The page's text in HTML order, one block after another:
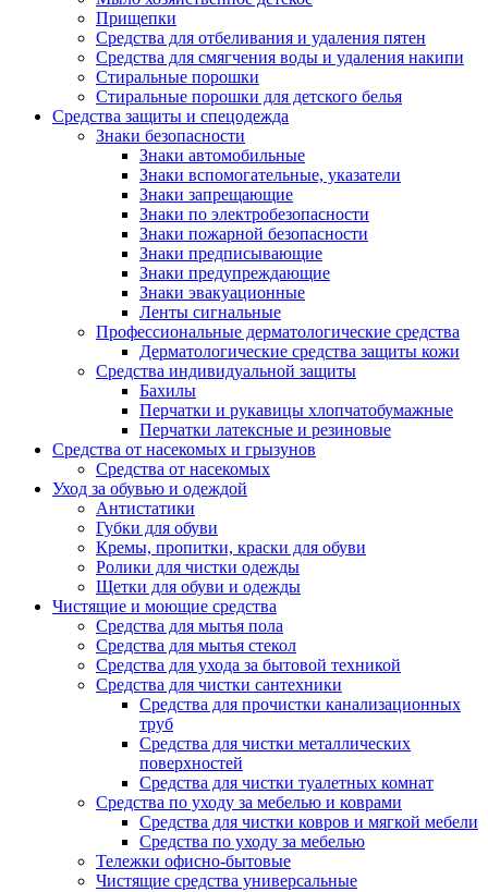
Прищепки
Средства для отбеливания и удаления пятен
Средства для смягчения воды и удаления накипи
Стиральные порошки
Стиральные порошки для детского белья
Средства защиты и спецодежда
Знаки безопасности
Знаки автомобильные
Знаки вспомогательные, указатели
Знаки запрещающие
Знаки по электробезопасности
Знаки пожарной безопасности
Знаки предписывающие
Знаки предупреждающие
Знаки эвакуационные
Ленты сигнальные
Профессиональные дерматологические средства
Дерматологические средства защиты кожи
Средства индивидуальной защиты
Бахилы
Перчатки и рукавицы хлопчатобумажные
Перчатки латексные и резиновые
Средства от насекомых и грызунов
Средства от насекомых
Уход за обувью и одеждой
Антистатики
Губки для обуви
Кремы, пропитки, краски для обуви
Ролики для чистки одежды
Щетки для обуви и одежды
Чистящие и моющие средства
Средства для мытья пола
Средства для мытья стекол
Средства для ухода за бытовой техникой
Средства для чистки сантехники
Средства для прочистки канализационных
труб
Средства для чистки металлических
поверхностей
Средства для чистки туалетных комнат
Средства по уходу за мебелью и коврами
Средства для чистки ковров и мягкой мебели
Средства по уходу за мебелью
Тележки офисно-бытовые
Чистящие средства универсальные